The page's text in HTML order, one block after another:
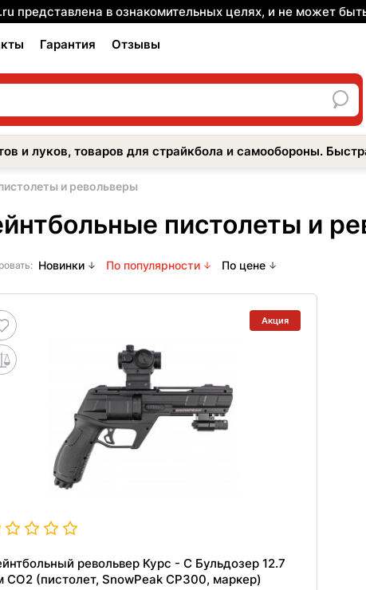
представлена в ознакомительных целях, и не может
Гарантия Отзывы
и луков, товаров для страйкбола и самообороны.
и револьверы
пистолеты и
Новинки По популярности По цене
Акция
револьвер Курс - С Бульдозер 12.7
CO2 (пистолет, SnowPeak CP300, маркер)